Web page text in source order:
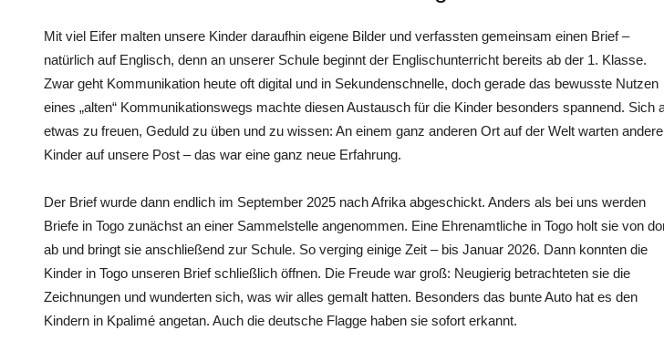
Mit viel Eifer malten unsere Kinder daraufhin eigene Bilder und verfassten gemeinsam einen Brief –
natürlich auf ­Englisch, denn an unserer Schule beginnt der Englischunterricht bereits ab der 1. Klasse.
Zwar geht Kommunikation heute oft digital und in Sekundenschnelle, doch gerade das bewusste Nutzen
eines „alten“ Kommunikationswegs machte diesen Austausch für die Kinder besonders spannend. Sich
etwas zu freuen, Geduld zu üben und zu wissen: An einem ganz anderen Ort auf der Welt warten andere
Kinder auf unsere Post – das war eine ganz neue Erfahrung.
Der Brief wurde dann endlich im September 2025 nach Afrika abgeschickt. Anders als bei uns werden
Briefe in Togo zunächst an einer Sammelstelle angenommen. Eine Ehrenamtliche in Togo holt sie von
ab und bringt sie anschließend zur Schule. So verging einige Zeit – bis Januar 2026. Dann konnten die
Kinder in Togo unseren Brief schließlich öffnen. Die Freude war groß: Neugierig betrachteten sie die
Zeichnungen und wunderten sich, was wir alles gemalt hatten. Besonders das bunte Auto hat es den
Kindern in Kpalimé angetan. Auch die deutsche Flagge haben sie sofort erkannt.